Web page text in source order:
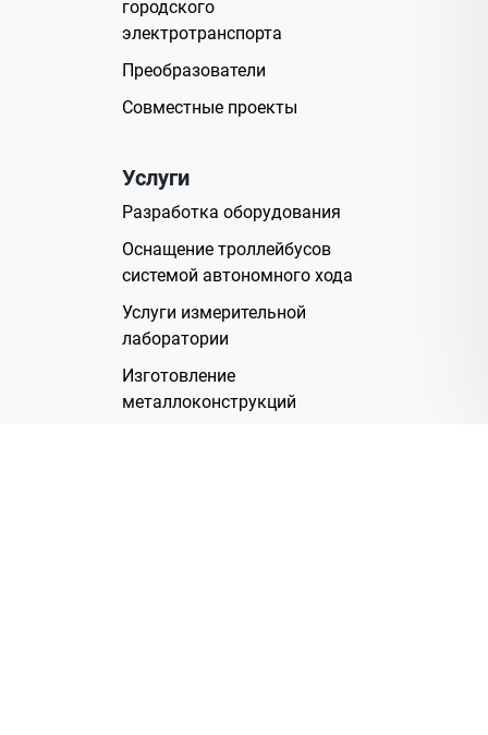
городского
электротранспорта
Преобразователи
Совместные проекты
Услуги
Разработка оборудования
Оснащение троллейбусов
системой автономного хода
Услуги измерительной
лаборатории
Изготовление
металлоконструкций